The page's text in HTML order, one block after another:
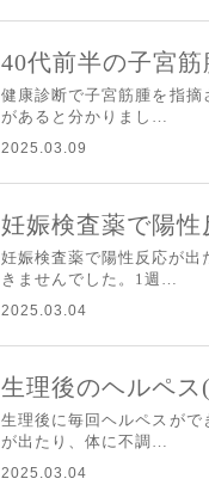
40代前半の子宮
健康診断で子宮筋腫を指
があると分かりまし…
2025.03.09
妊娠検査薬で陽
妊娠検査薬で陽性反応が出
きませんでした。1週…
2025.03.04
生理後のヘルペ
生理後に毎回ヘルペスが
が出たり、体に不調…
2025.03.04